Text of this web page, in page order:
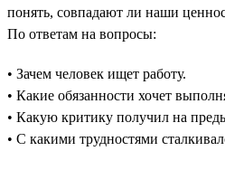
понять, совпадают ли наши
По ответам на вопросы:
• Зачем человек ищет работу.
• Какие обязанности хочет
• Какую критику получил на
• С какими трудностями